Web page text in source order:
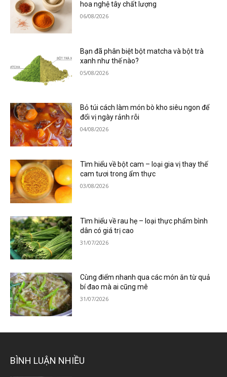
hoa nghệ tây chất lượng
06/08/2026
Bạn đã phân biệt bột matcha và bột trà
xanh như thế nào?
05/08/2026
Bỏ túi cách làm món bò kho siêu ngon để
đổi vị ngày rảnh rỗi
04/08/2026
Tìm hiểu về bột cam – loại gia vị thay thế
cam tươi trong ẩm thực
03/08/2026
Tìm hiểu về rau hẹ – loại thực phẩm bình
dân có giá trị cao
31/07/2026
Cùng điểm nhanh qua các món ăn từ quả
bí đao mà ai cũng mê
31/07/2026
BÌNH LUẬN NHIỀU